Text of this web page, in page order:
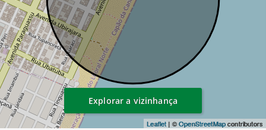
Leaflet | ©OpenStreetMapcontributors
Explorar a vizinhança